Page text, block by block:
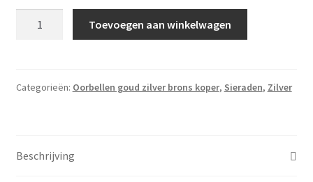
aantal
Toevoegen aan winkelwagen
Categorieën: Oorbellen goud zilver brons koper, Sieraden, Zilver
Beschrijving